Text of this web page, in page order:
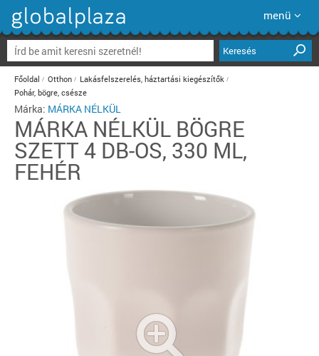
menü
Keresés
Főoldal Otthon
Lakásfelszerelés, háztartási kiegészítők
Pohár, bögre, csésze
Márka: MÁRKA NÉLKÜL
MÁRKA NÉLKÜL BÖGRE
SZETT 4 DB-OS, 330 ML,
FEHÉR